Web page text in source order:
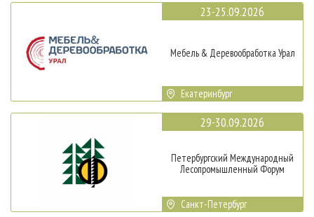
23-25.09.2026
Мебель & Деревообработка Урал
Екатеринбург
29-30.09.2026
Петербургский Международный
Лесопромышленный Форум
Санкт-Петербург